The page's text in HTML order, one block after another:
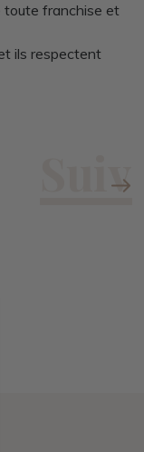
toute franchise et
ils respectent